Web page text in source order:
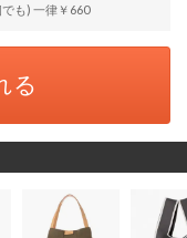
も) 一律￥660
る